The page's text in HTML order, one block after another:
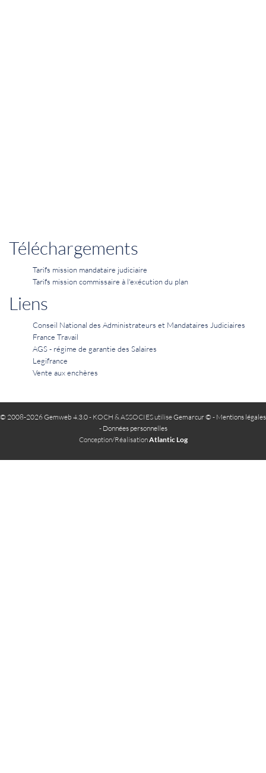
Téléchargements
Tarifs mission mandataire judiciaire
Tarifs mission commissaire à l'exécution du plan
Liens
Conseil National des Administrateurs et Mandataires Judiciaires
France Travail
AGS - régime de garantie des Salaires
Legifrance
Vente aux enchères
© 2008-2026 Gemweb 4.3.0- KOCH & ASSOCIES utiliseGemarcur © - Mentions légales
- Données personnelles
Conception/RéalisationAtlantic Log